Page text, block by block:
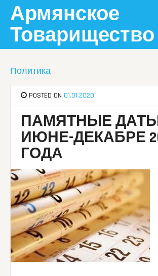
content
Армянское
Товарищество
Политика
POSTED ON 01.01.2020
ПАМЯТНЫЕ
ИЮНЕ-ДЕКАБРЕ
ГОДА